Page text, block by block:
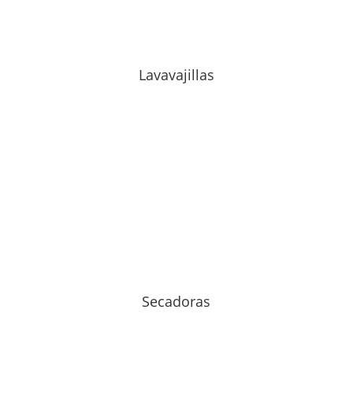
Lavavajillas
Secadoras